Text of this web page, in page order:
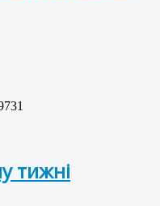
тижні